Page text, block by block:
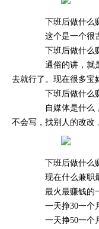
下班后做什么
这个是一个很古
下班后做什么
通俗的讲，就是
去就行了。现在很多宝
下班后做什么
自媒体是什么，
不会写，找别人的改改
下班后做什么赚
现在什么兼职
最火最赚钱的
一天挣30一个月
一天挣50一个月